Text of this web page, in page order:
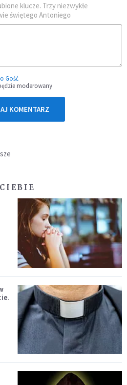
klucze. Trzy niezwykłe
świętego Antoniego
Gość
moderowany
KOMENTARZ